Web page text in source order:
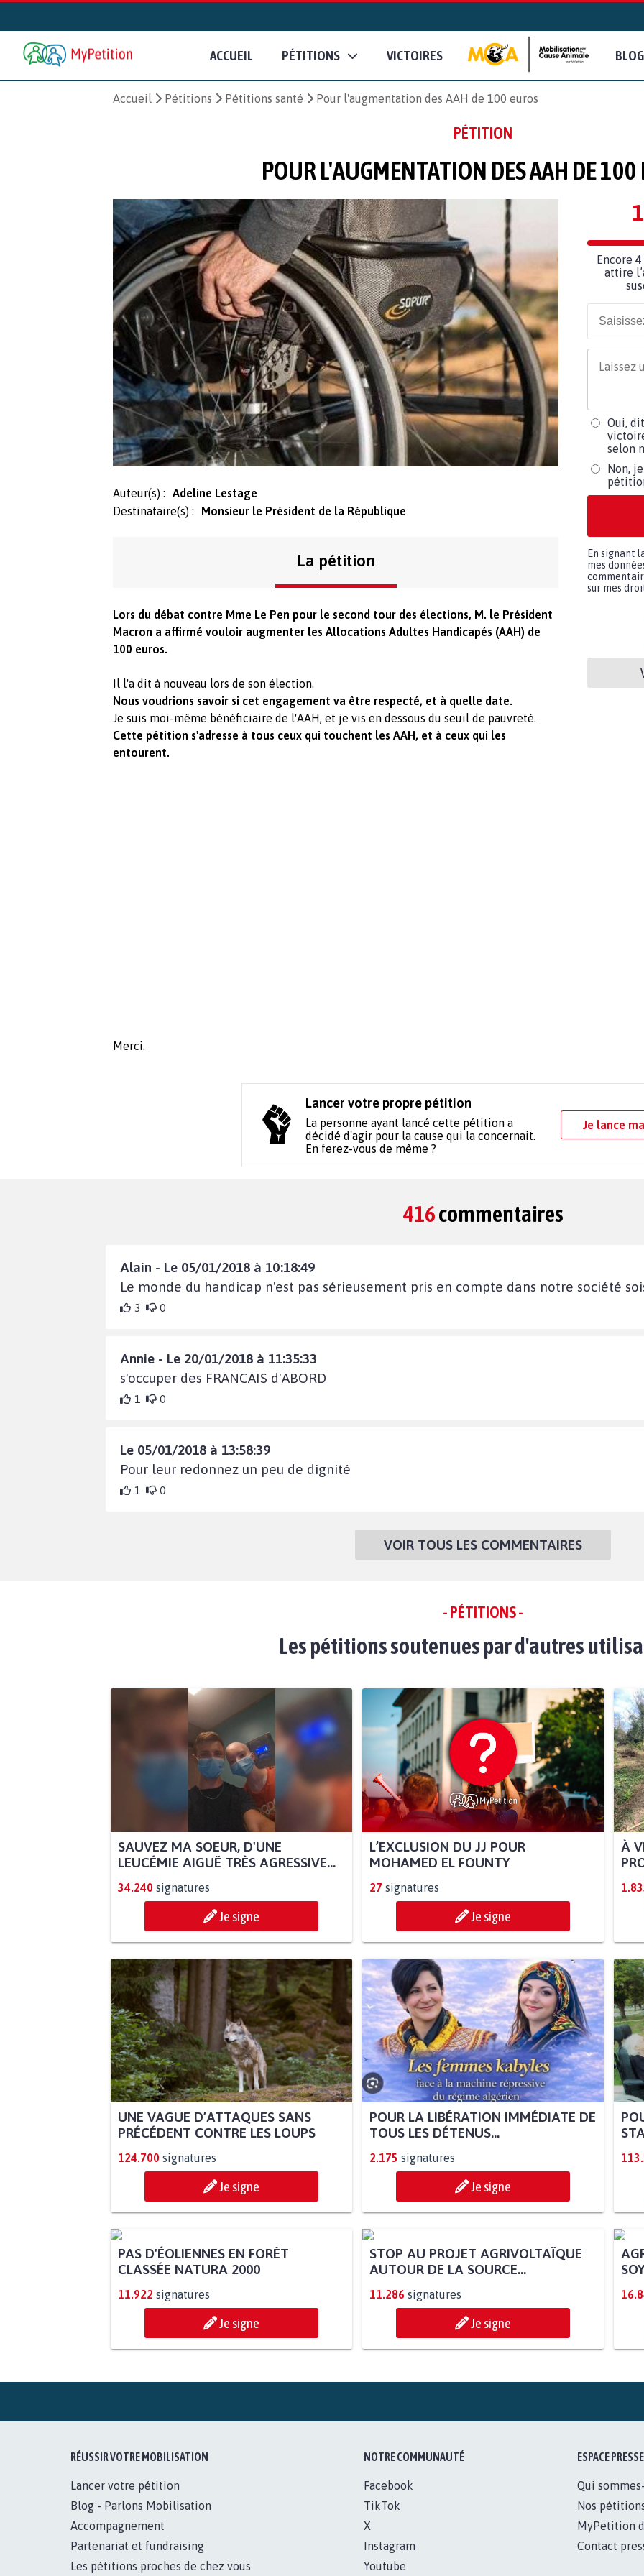
ACCUEIL PÉTITIONS VICTOIRES BLOG
Accueil Pétitions Pétitions santé Pour l'augmentation des AAH de 100 euros
PÉTITION
POUR L'AUGMENTATION DES AAH DE 100
Auteur(s) :
Adeline Lestage
Destinataire(s) :
Monsieur le Président de la République
La pétition
Lors du débat contre Mme Le Pen pour le second tour des élections, M. le Président
Macron a affirmé vouloir augmenter les Allocations Adultes Handicapés (AAH) de
100 euros.
Il l'a dit à nouveau lors de son élection.
Nous voudrions savoir si cet engagement va être respecté, et à quelle date.
Je suis moi-même bénéficiaire de l'AAH, et je vis en dessous du seuil de pauvreté.
Cette pétition s'adresse à tous ceux qui touchent les AAH, et à ceux qui les
entourent.
Merci.
Encore 4
attire
Oui,
selon
Non,
En signant
mes
sur mes
Lancer votre propre pétition
La personne ayant lancé cette pétition a
décidé d'agir pour la cause qui la concernait.
En ferez-vous de même ?
Je lance
416commentaires
Alain - Le 05/01/2018 à 10:18:49
Le monde du handicap n'est pas sérieusement pris en compte dans notre société
3 0
Annie - Le 20/01/2018 à 11:35:33
s'occuper des FRANCAIS d'ABORD
1 0
Le 05/01/2018 à 13:58:39
Pour leur redonnez un peu de dignité
1 0
VOIR TOUS LES COMMENTAIRES
- PÉTITIONS -
Les pétitions soutenues par d'autres
SAUVEZ MA SOEUR, D'UNE
LEUCÉMIE AIGUË TRÈS AGRESSIVE...
34.240 signatures
Je signe
L’EXCLUSION DU JJ POUR
MOHAMED EL FOUNTY
27 signatures
Je signe
À
UNE VAGUE D’ATTAQUES SANS
PRÉCÉDENT CONTRE LES LOUPS
124.700 signatures
Je signe
POUR LA LIBÉRATION IMMÉDIATE DE
TOUS LES DÉTENUS...
2.175 signatures
Je signe
PAS D'ÉOLIENNES EN FORÊT
STOP AU PROJET AGRIVOLTAÏQUE